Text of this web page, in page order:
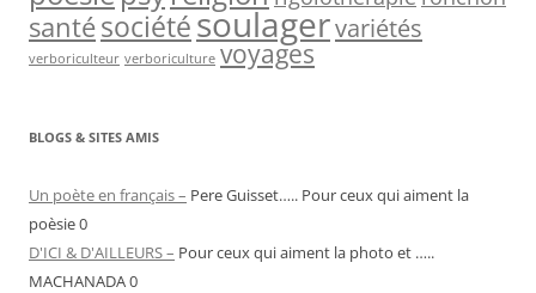
santésociétésoulagervariétés
verboriculteur verboriculture voyages
BLOGS & SITES AMIS
Un poète en français – Pere Guisset….. Pour ceux qui aiment la
poèsie 0
D'ICI & D'AILLEURS – Pour ceux qui aiment la photo et …..
MACHANADA 0